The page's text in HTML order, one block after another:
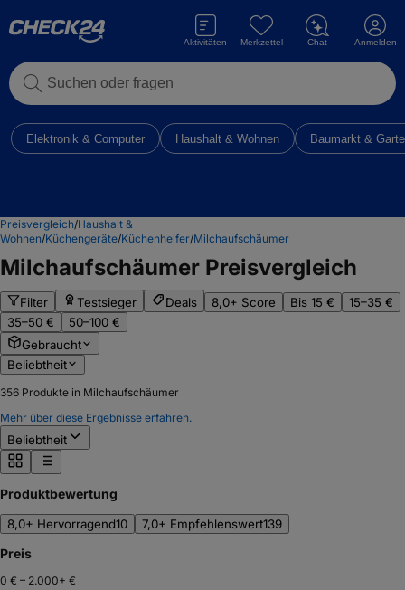
Suchen oder fragen
Aktivitäten Merkzettel Chat Anmelden
Elektronik & Computer Haushalt & Wohnen Baumarkt &
Preisvergleich/Haushalt &
Wohnen/Küchengeräte/Küchenhelfer/Milchaufschäumer
Milchaufschäumer Preisvergleich
Filter Testsieger Deals 8,0+ Score Bis 15 €
15–35 €
35–50 €
50–100 €
Gebraucht
Beliebtheit
356 Produkte in Milchaufschäumer
Mehr über diese Ergebnisse erfahren.
Beliebtheit
Produktbewertung
8,0+ Hervorragend10 7,0+ Empfehlenswert139
Preis
0 € – 2.000+ €